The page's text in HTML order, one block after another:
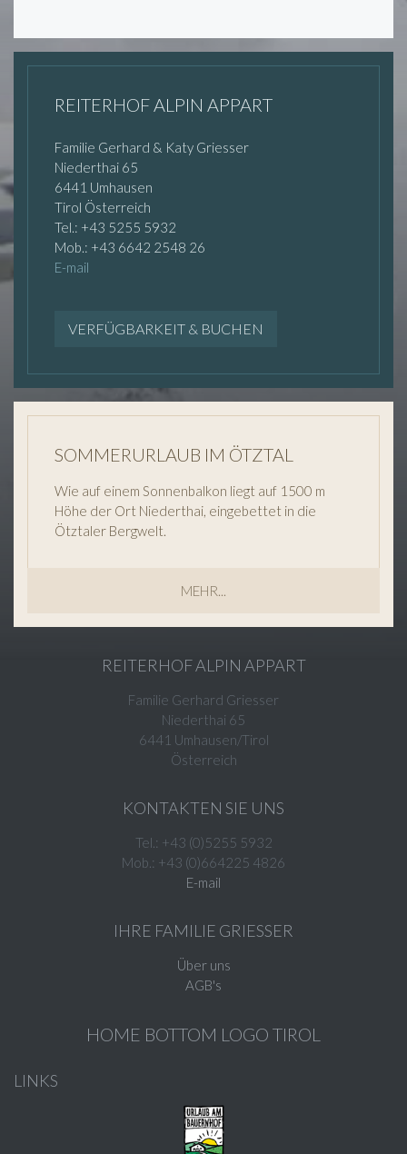
REITERHOF ALPIN APPART
Familie Gerhard & Katy Griesser
Niederthai 65
6441 Umhausen
Tirol Österreich
Tel.: +43 5255 5932
Mob.: +43 6642 2548 26
E-mail
VERFÜGBARKEIT & BUCHEN
SOMMERURLAUB IM ÖTZTAL
Wie auf einem Sonnenbalkon liegt auf 1500 m
Höhe der Ort Niederthai, eingebettet in die
Ötztaler Bergwelt.
MEHR...
REITERHOF ALPIN APPART
Familie Gerhard Griesser
Niederthai 65
6441 Umhausen/Tirol
Österreich
KONTAKTEN SIE UNS
Tel.: +43 (0)5255 5932
Mob.: +43 (0)664225 4826
E-mail
IHRE FAMILIE GRIESSER
Über uns
AGB's
HOME BOTTOM LOGO TIROL
LINKS